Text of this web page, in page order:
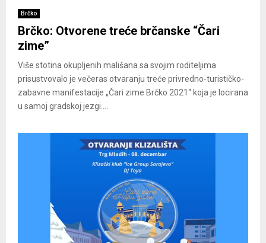
Brčko
Brčko: Otvorene treće brčanske “Čari
zime”
Više stotina okupljenih mališana sa svojim roditeljima
prisustvovalo je večeras otvaranju treće privredno-turističko-
zabavne manifestacije „Čari zime Brčko 2021“ koja je locirana
u samoj gradskoj jezgi....